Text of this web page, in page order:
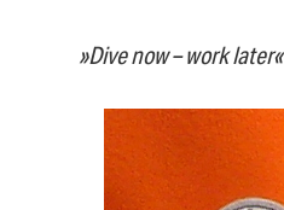
»Dive now – work later«